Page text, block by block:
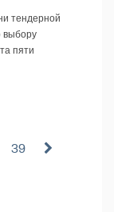
тендерной
выбору
пяти
39